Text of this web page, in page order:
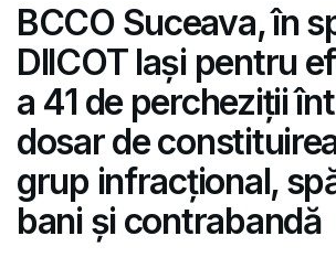
BCCO Suceava, în
DIICOT Iași pentru
a 41 de percheziții
dosar de
grup infracțional,
bani și contrabandă